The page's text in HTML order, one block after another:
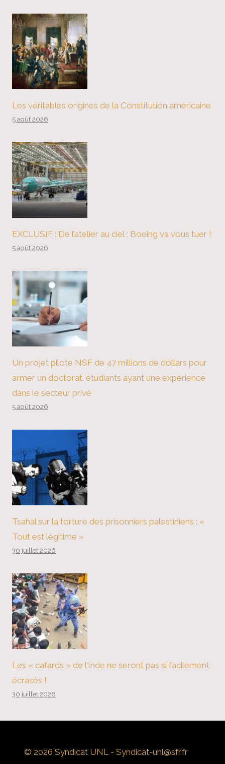
Les véritables origines de la Constitution américaine
5 août 2026
EXCLUSIF : De l’atelier au ciel : Boeing va vous tuer !
5 août 2026
Un projet pilote NSF de 47 millions de dollars pour
armer un doctorat. étudiants ayant une expérience
dans le secteur privé
5 août 2026
Tsahal sur la torture des prisonniers palestiniens : «
Tout est légitime »
30 juillet 2026
Les « cafards » de l’Inde ne seront pas si facilement
écrasés !
30 juillet 2026
© 2026 Syndicat UNL - Syndicat-unl@sfr.fr